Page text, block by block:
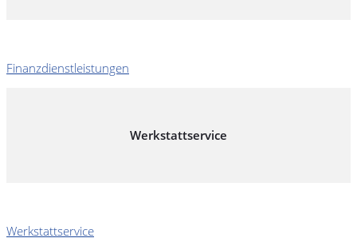
Finanzdienstleistungen
Werkstattservice
Werkstattservice